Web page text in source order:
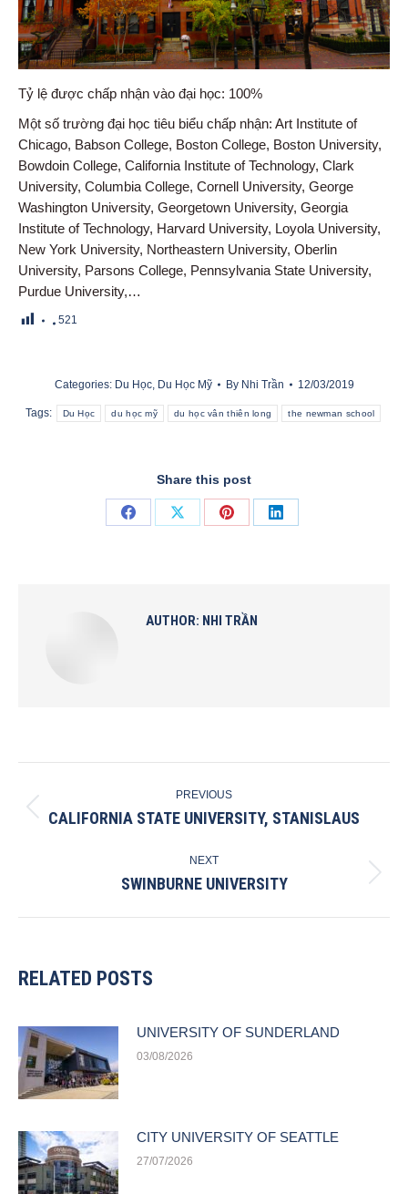
Tỷ lệ được chấp nhận vào đại học: 100%
Một số trường đại học tiêu biểu chấp nhận: Art Institute of
Chicago, Babson College, Boston College, Boston University,
Bowdoin College, California Institute of Technology, Clark
University, Columbia College, Cornell University, George
Washington University, Georgetown University, Georgia
Institute of Technology, Harvard University, Loyola University,
New York University, Northeastern University, Oberlin
University, Parsons College, Pennsylvania State University,
Purdue University,…
521
Categories: Du Học, Du Học Mỹ By Nhi Trần 12/03/2019
Tags: Du Học du học mỹ du học vân thiên long the newman school
Share this post
Share
Share
Share
Share
AUTHOR: NHI TRẦN
NAVIGATION
PREVIOUS
Previous
CALIFORNIA STATE UNIVERSITY, STANISLAUS
NEXT
Next
SWINBURNE UNIVERSITY
RELATED POSTS
UNIVERSITY OF SUNDERLAND
03/08/2026
CITY UNIVERSITY OF SEATTLE
27/07/2026